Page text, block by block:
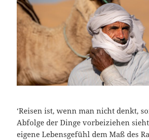
‘Reisen ist, wenn man nicht denkt,
Abfolge der Dinge vorbeiziehen
eigene Lebensgefühl dem Maß des